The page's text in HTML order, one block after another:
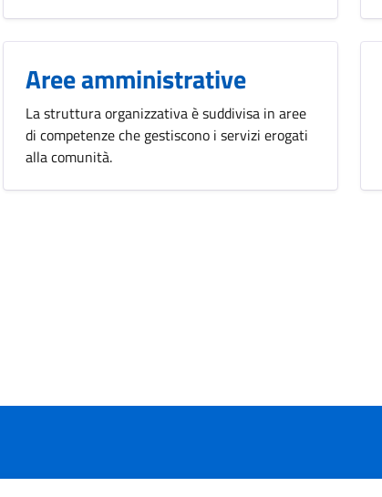
Aree amministrative
La struttura organizzativa è suddivisa in aree
di competenze che gestiscono i servizi erogati
alla comunità.